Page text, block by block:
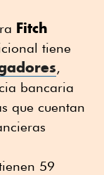
Fitch
tiene
,
bancaria
que cuentan
59